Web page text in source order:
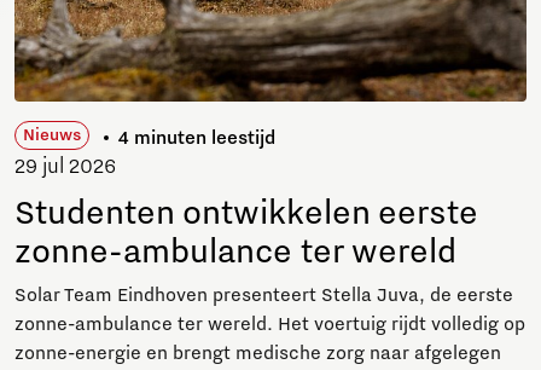
Nieuws 4 minuten leestijd
29 jul 2026
Studenten ontwikkelen eerste
zonne-ambulance ter wereld
Solar Team Eindhoven presenteert Stella Juva, de eerste
zonne-ambulance ter wereld. Het voertuig rijdt volledig op
zonne-energie en brengt medische zorg naar afgelegen